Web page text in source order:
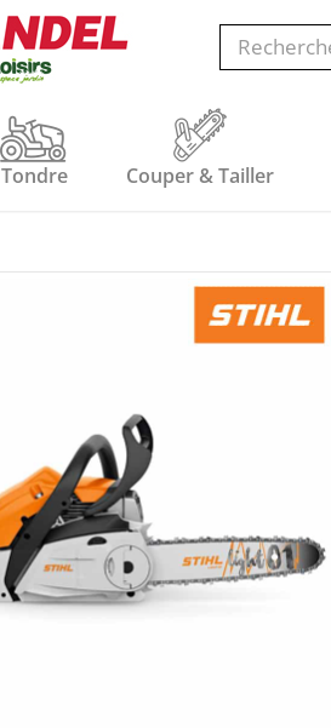
Tondre Couper & Tailler